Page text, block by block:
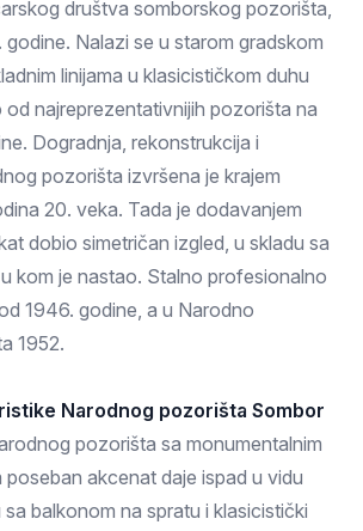
društva somborskog pozorišta,
Nalazi se u starom gradskom
linijama u klasicističkom duhu
od najreprezentativnijih pozorišta na
Dogradnja, rekonstrukcija i
pozorišta izvršena je krajem
20. veka. Tada je dodavanjem
dobio simetričan izgled, u skladu sa
kom je nastao. Stalno profesionalno
1946. godine, a u Narodno
1952.
Narodnog pozorišta Sombor
pozorišta sa monumentalnim
poseban akcenat daje ispad u vidu
balkonom na spratu i klasicistički